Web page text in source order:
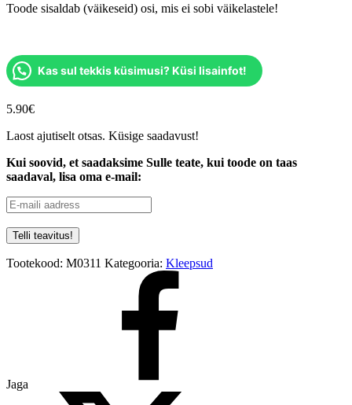
Toode sisaldab (väikeseid) osi, mis ei sobi väikelastele!
Kas sul tekkis küsimusi? Küsi lisainfot!
5.90€
Laost ajutiselt otsas. Küsige saadavust!
Kui soovid, et saadaksime Sulle teate, kui toode on taas
saadaval, lisa oma e-mail:
Tootekood: M0311 Kategooria: Kleepsud
Jaga